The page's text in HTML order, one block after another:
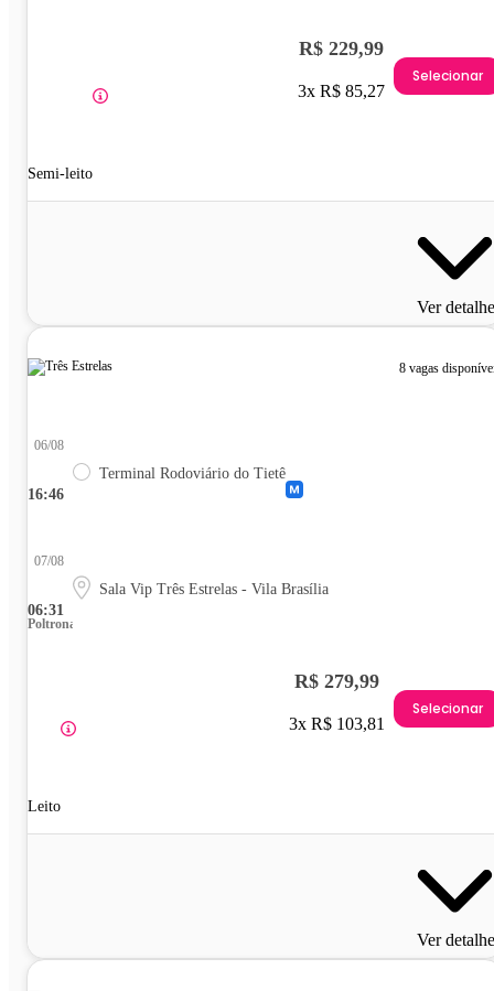
Semi-leito
R$ 229,99
3x R$ 85,27
Selecionar
Ver
8 vagas
16:46
06/08
Terminal Rodoviário do Tietê
06:31
07/08
Sala Vip Três Estrelas - Vila Brasília
Poltrona
Leito
R$ 279,99
3x R$ 103,81
Selecionar
Ver